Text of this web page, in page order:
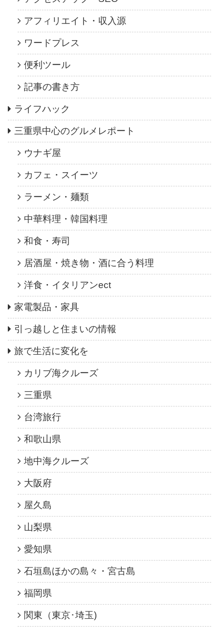
アフィリエイト・収入源
ワードプレス
便利ツール
記事の書き方
ライフハック
三重県中心のグルメレポート
ウナギ屋
カフェ・スイーツ
ラーメン・麺類
中華料理・韓国料理
和食・寿司
居酒屋・焼き物・酒に合う料理
洋食・イタリアンect
家電製品・家具
引っ越しと住まいの情報
旅で生活に変化を
カリブ海クルーズ
三重県
台湾旅行
和歌山県
地中海クルーズ
大阪府
屋久島
山梨県
愛知県
石垣島ほかの島々・宮古島
福岡県
関東（東京･埼玉)